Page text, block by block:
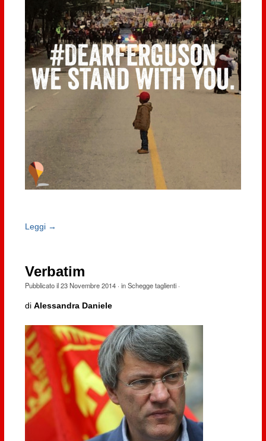
Leggi →
Verbatim
Pubblicato il23 Novembre 2014· inSchegge taglienti·
di Alessandra Daniele